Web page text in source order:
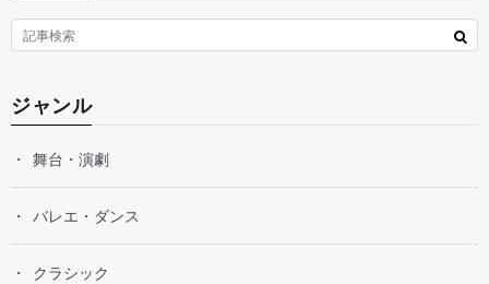
ジャンル
舞台・演劇
バレエ・ダンス
クラシック